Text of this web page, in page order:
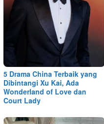
5 Drama China Terbaik yang
Dibintangi Xu Kai, Ada
Wonderland of Love dan
Court Lady